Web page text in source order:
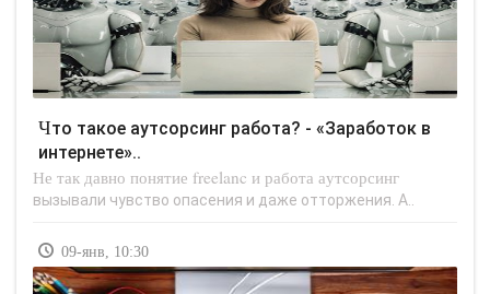
Что такое аутсорсинг работа? - «Заработок в
интернете»..
Не так давно понятие freelanc и работа аутсорсинг
вызывали чувство опасения и даже отторжения. А..
09-янв, 10:30